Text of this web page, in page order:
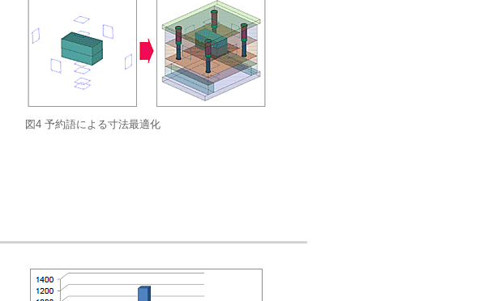
図4 予約語による寸法最適化